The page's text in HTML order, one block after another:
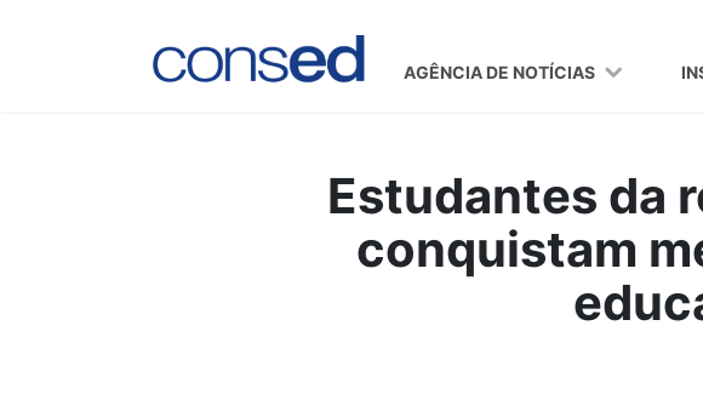
AGÊNCIA DE NOTÍCIAS
Estudantes da
conquistam